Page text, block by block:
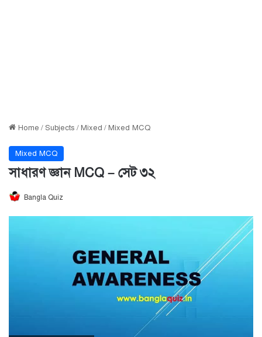
Home / Subjects /Mixed /Mixed MCQ
Mixed MCQ
সাধারণ জ্ঞান MCQ – সেট ৩২
Bangla Quiz